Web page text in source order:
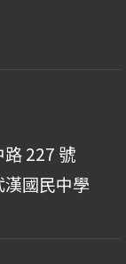
227 號
國民中學